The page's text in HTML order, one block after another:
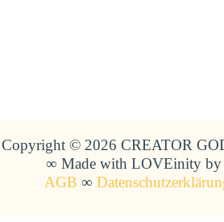
Copyright © 2026 CREATOR
∞ Made with LOVEinity by
AGB ∞